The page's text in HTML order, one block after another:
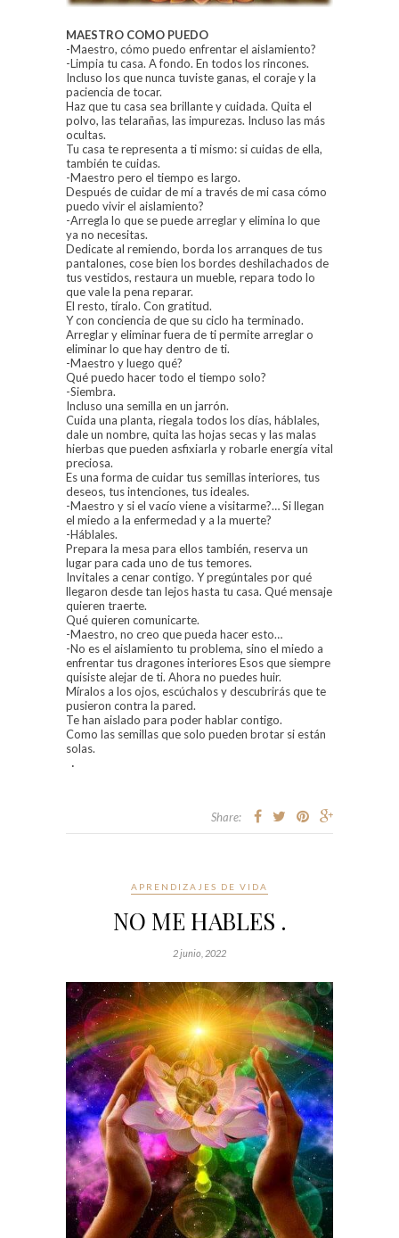
MAESTRO COMO PUEDO
-Maestro, cómo puedo enfrentar el aislamiento?
-Limpia tu casa. A fondo. En todos los rincones.
Incluso los que nunca tuviste ganas, el coraje y la
paciencia de tocar.
Haz que tu casa sea brillante y cuidada. Quita el
polvo, las telarañas, las impurezas. Incluso las más
ocultas.
Tu casa te representa a ti mismo: si cuidas de ella,
también te cuidas.
-Maestro pero el tiempo es largo.
Después de cuidar de mí a través de mi casa cómo
puedo vivir el aislamiento?
-Arregla lo que se puede arreglar y elimina lo que
ya no necesitas.
Dedicate al remiendo, borda los arranques de tus
pantalones, cose bien los bordes deshilachados de
tus vestidos, restaura un mueble, repara todo lo
que vale la pena reparar.
El resto, tíralo. Con gratitud.
Y con conciencia de que su ciclo ha terminado.
Arreglar y eliminar fuera de ti permite arreglar o
eliminar lo que hay dentro de ti.
-Maestro y luego qué?
Qué puedo hacer todo el tiempo solo?
-Siembra.
Incluso una semilla en un jarrón.
Cuida una planta, riegala todos los días, háblales,
dale un nombre, quita las hojas secas y las malas
hierbas que pueden asfixiarla y robarle energía vital
preciosa.
Es una forma de cuidar tus semillas interiores, tus
deseos, tus intenciones, tus ideales.
-Maestro y si el vacío viene a visitarme?… Si llegan
el miedo a la enfermedad y a la muerte?
-Háblales.
Prepara la mesa para ellos también, reserva un
lugar para cada uno de tus temores.
Invitales a cenar contigo. Y pregúntales por qué
llegaron desde tan lejos hasta tu casa. Qué mensaje
quieren traerte.
Qué quieren comunicarte.
-Maestro, no creo que pueda hacer esto…
-No es el aislamiento tu problema, sino el miedo a
enfrentar tus dragones interiores Esos que siempre
quisiste alejar de ti. Ahora no puedes huir.
Míralos a los ojos, escúchalos y descubrirás que te
pusieron contra la pared.
Te han aislado para poder hablar contigo.
Como las semillas que solo pueden brotar si están
solas.
·
Share:
APRENDIZAJES DE VIDA
NO ME HABLES .
2 junio, 2022